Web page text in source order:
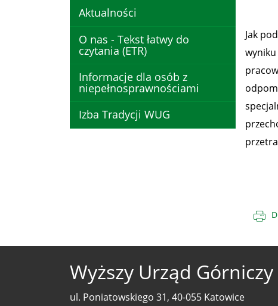
Jak
Aktualności
O nas - Tekst łatwy do
czytania (ETR)
Informacje dla osób z
niepełnosprawnościami
Izba Tradycji WUG
Wyższy Urząd Górniczy
ul. Poniatowskiego 31, 40-055 Katowice